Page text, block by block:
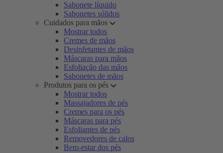
Sabonete líquido
Sabonetes sólidos
Cuidados para mãos
Mostrar todos
Cremes de mãos
Desinfetantes de mãos
Máscaras para mãos
Esfoliação das mãos
Sabonetes de mãos
Produtos para os pés
Mostrar todos
Massajadores de pés
Cremes para os pés
Máscaras para pés
Esfoliantes de pés
Removedores de calos
Bem-estar dos pés